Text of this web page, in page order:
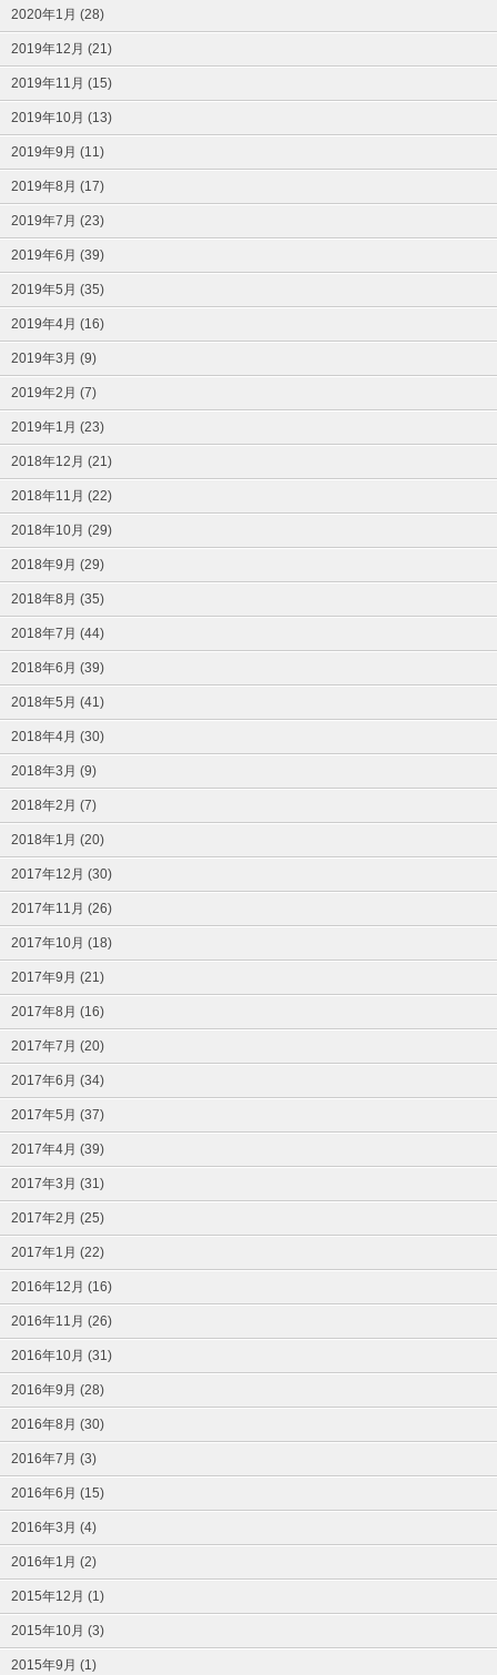
2020年1月 (28)
2019年12月 (21)
2019年11月 (15)
2019年10月 (13)
2019年9月 (11)
2019年8月 (17)
2019年7月 (23)
2019年6月 (39)
2019年5月 (35)
2019年4月 (16)
2019年3月 (9)
2019年2月 (7)
2019年1月 (23)
2018年12月 (21)
2018年11月 (22)
2018年10月 (29)
2018年9月 (29)
2018年8月 (35)
2018年7月 (44)
2018年6月 (39)
2018年5月 (41)
2018年4月 (30)
2018年3月 (9)
2018年2月 (7)
2018年1月 (20)
2017年12月 (30)
2017年11月 (26)
2017年10月 (18)
2017年9月 (21)
2017年8月 (16)
2017年7月 (20)
2017年6月 (34)
2017年5月 (37)
2017年4月 (39)
2017年3月 (31)
2017年2月 (25)
2017年1月 (22)
2016年12月 (16)
2016年11月 (26)
2016年10月 (31)
2016年9月 (28)
2016年8月 (30)
2016年7月 (3)
2016年6月 (15)
2016年3月 (4)
2016年1月 (2)
2015年12月 (1)
2015年10月 (3)
2015年9月 (1)